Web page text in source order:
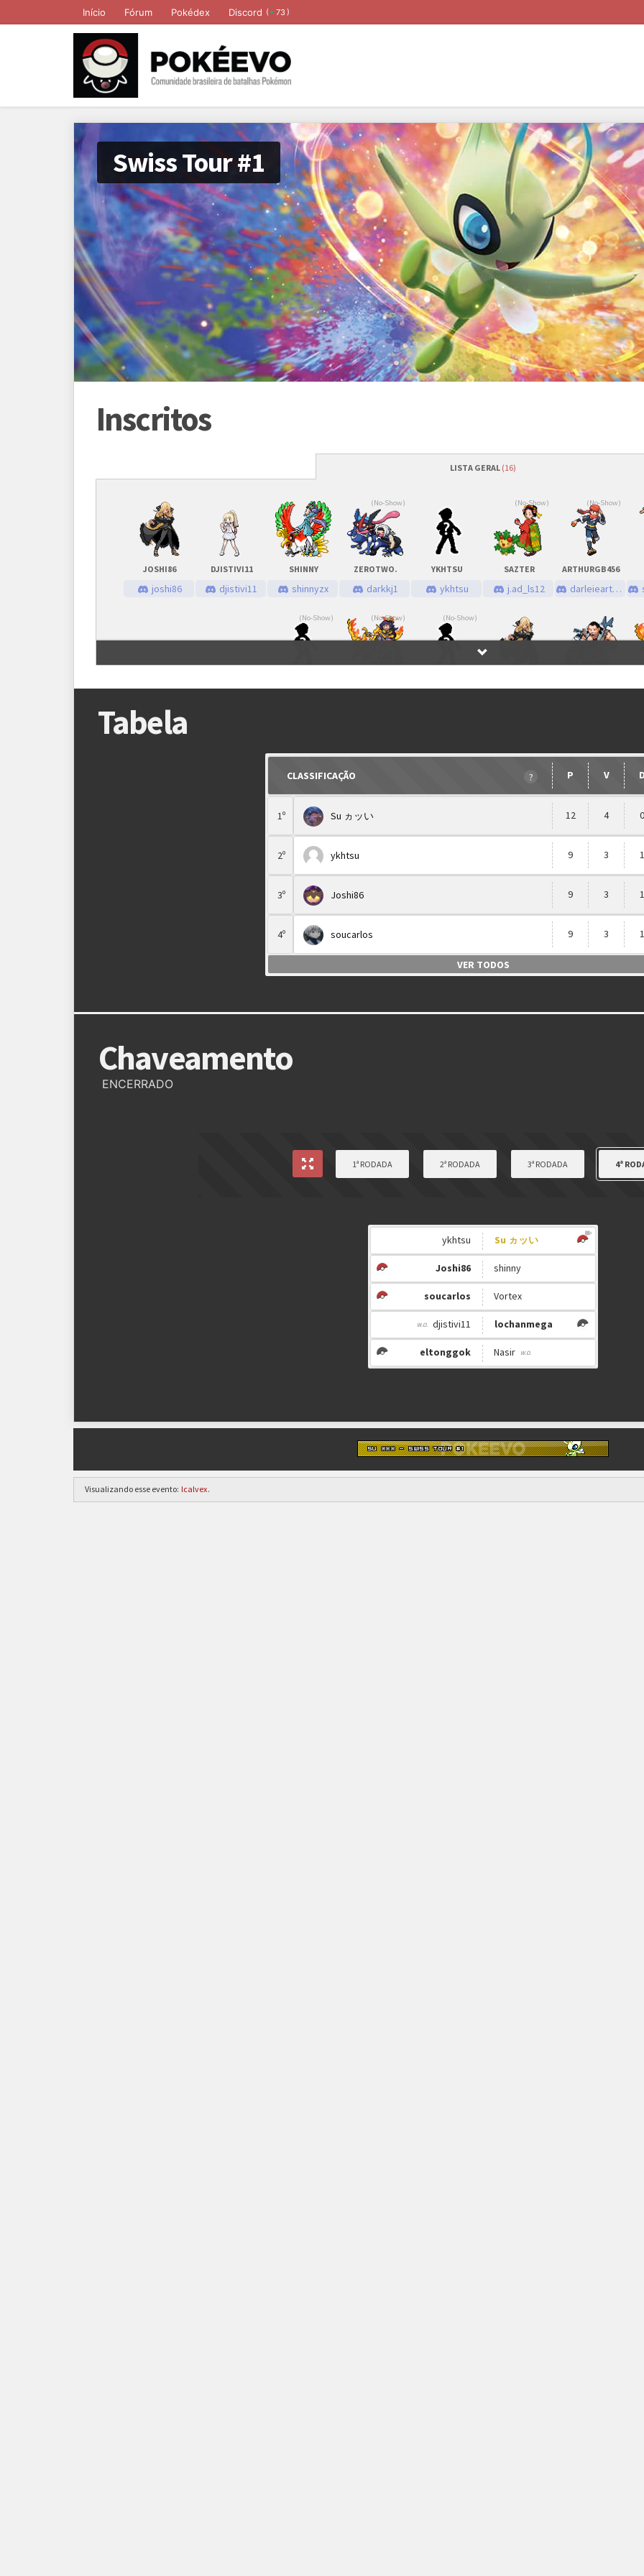
Início Fórum Pokédex Discord ( 73 )
Swiss Tour #1
Abertura das inscrições 09/01/2026 às 19h00 (GMT -3)
Sorteio das chaves 09/01/2026 às 20h00 (GMT -3)
Quantidade de vagas
Status das inscrições
Formato Single Battle 6x6
Jogadores que receberem 2 WOs seguidos serão desclassificados.
Multiplicador Pontuação
Categoria Swiss Tour
clicando aqui
Inscritos
LISTA GERAL (16)
JOSHI86
joshi86
DJISTIVI11
djistivi11
SHINNY
shinnyzx
ZEROTWO.
(No-Show)
darkkj1
YKHTSU
ykhtsu
SAZTER
(No-Show)
j.ad_ls12
ARTHURGB456
(No-Show)
darleiearthur
(No-Show) (No-Show) (No-Show)
Tabela
CLASSIFICAÇÃO ? P V
1º Su ヵッい 12 4 0
2º ykhtsu 9 3 1
3º Joshi86 9 3 1
4º soucarlos 9 3 1
VER TODOS
Chaveamento
ENCERRADO
1ª RODADA 2ª RODADA 3ª RODADA 4ª
ykhtsu Su ヵッい
Joshi86 shinny
soucarlos Vortex
djistivi11 lochanmega
eltonggok Nasir
Visualizando esse evento: lcalvex.